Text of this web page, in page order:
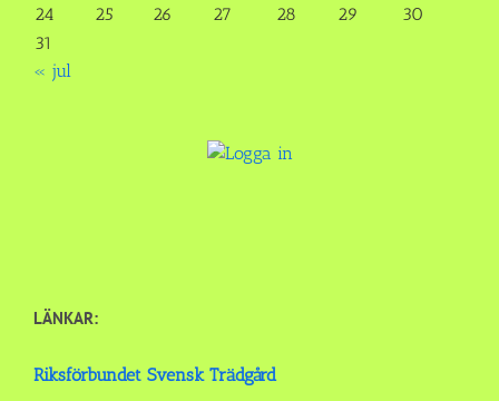
24
25 26 27 28 29
30
31
« jul
LÄNKAR:
Riksförbundet Svensk Trädgård